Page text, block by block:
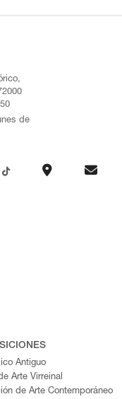
de
Antiguo
Arte Virreinal
de Arte Contemporáneo